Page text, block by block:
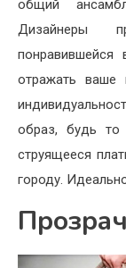
общий
Дизайнеры
отражать ваше
образ, будь то
струящееся
городу.